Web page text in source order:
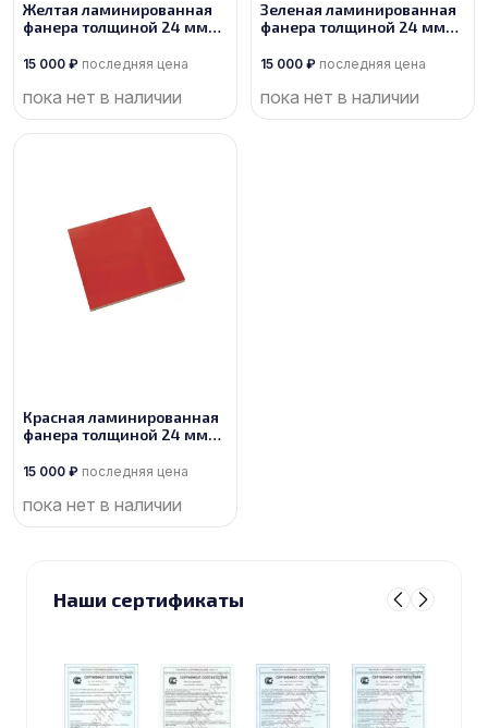
Желтая ламинированная
фанера толщиной 24 мм
1/1
15 000 ₽ последняя цена
пока нет в наличии
Зеленая ламинированная
фанера толщиной 24 мм
1/1
15 000 ₽ последняя цена
пока нет в наличии
Красная ламинированная
фанера толщиной 24 мм
1/1
15 000 ₽ последняя цена
пока нет в наличии
Наши сертификаты